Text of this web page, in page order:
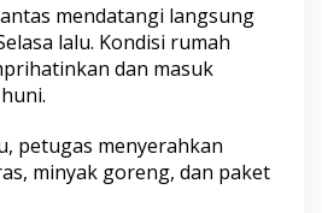
mendatangi langsung
lalu. Kondisi rumah
dan masuk
petugas menyerahkan
minyak goreng, dan paket